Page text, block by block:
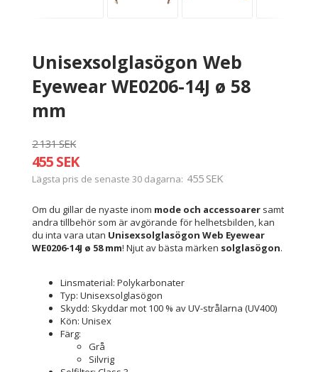
Unisexsolglasögon Web
Eyewear WE0206-14J ø 58
mm
2 131 SEK
455 SEK
Lägsta pris de senaste 30 dagarna 455 SEK
Om du gillar de nyaste inom mode och accessoarer samt
andra tillbehör som är avgörande för helhetsbilden, kan
du inta vara utan Unisexsolglasögon Web Eyewear
WE0206-14J ø 58 mm! Njut av bästa märken solglasögon.
Linsmaterial: Polykarbonater
Typ: Unisexsolglasögon
Skydd: Skyddar mot 100 % av UV-strålarna (UV400)
Kön: Unisex
Färg:
Grå
Silvrig